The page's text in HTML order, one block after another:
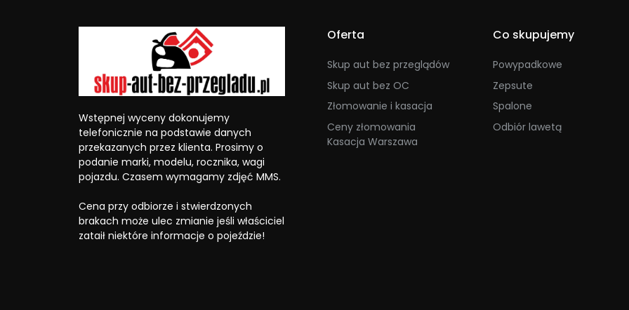
Wstępnej wyceny dokonujemy
telefonicznie na podstawie danych
przekazanych przez klienta. Prosimy o
podanie marki, modelu, rocznika, wagi
pojazdu. Czasem wymagamy zdjęć MMS.
Cena przy odbiorze i stwierdzonych
brakach może ulec zmianie jeśli właściciel
zataił niektóre informacje o pojeździe!
Oferta
Skup aut bez przeglądów
Skup aut bez OC
Złomowanie i kasacja
Ceny złomowania
Kasacja Warszawa
Co skupujemy
Powypadkowe
Zepsute
Spalone
Odbiór lawetą